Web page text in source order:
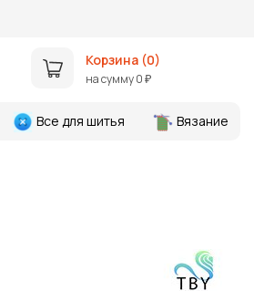
Корзина (0)
на сумму0 ₽
Все для шитья Вязание